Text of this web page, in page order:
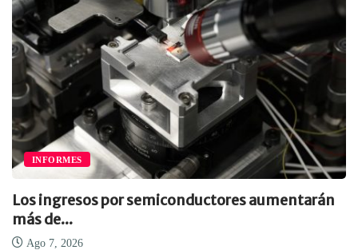
INFORMES
Los ingresos por semiconductores aumentarán
más de...
Ago 7, 2026